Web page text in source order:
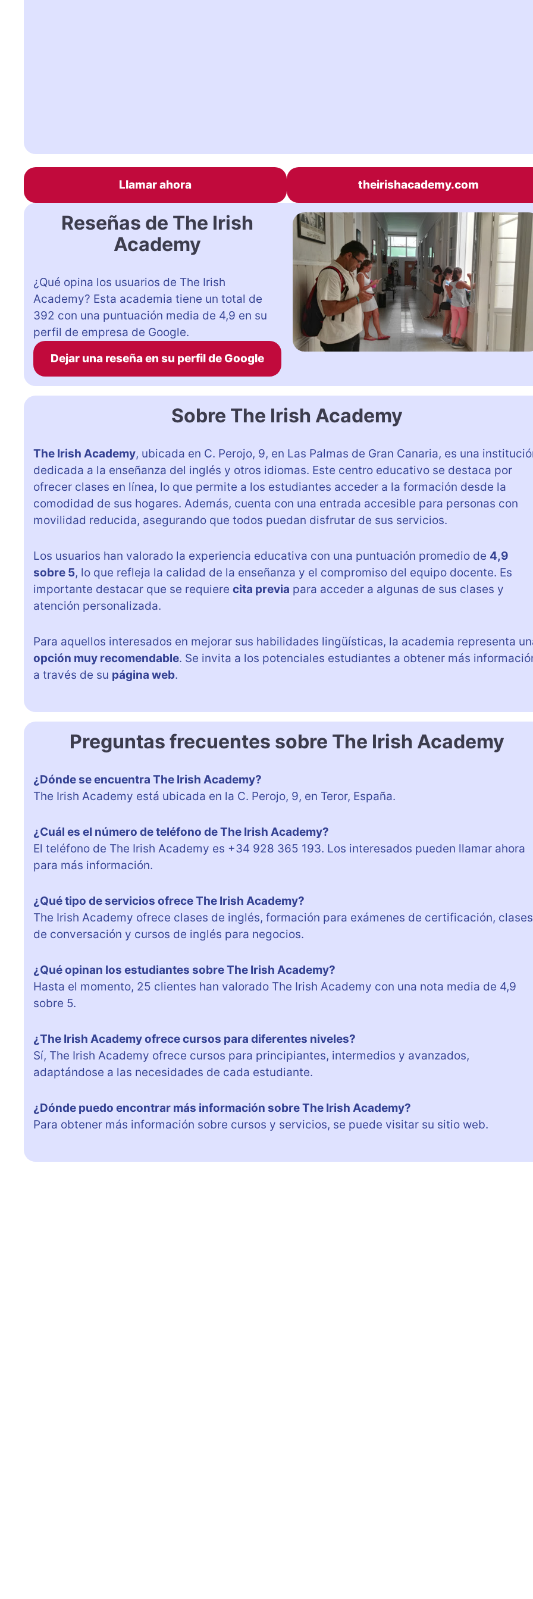
Llamar ahora theirishacademy.com
Reseñas de The Irish
Academy
¿Qué opina los usuarios de The Irish
Academy? Esta academia tiene un total de
392 con una puntuación media de 4,9 en su
perfil de empresa de Google.
Dejar una reseña en su perfil de Google
Sobre The Irish Academy
The Irish Academy, ubicada en C. Perojo, 9, en Las Palmas de Gran Canaria, es una
dedicada a la enseñanza del inglés y otros idiomas. Este centro educativo se destaca por
ofrecer clases en línea, lo que permite a los estudiantes acceder a la formación desde la
comodidad de sus hogares. Además, cuenta con una entrada accesible para personas con
movilidad reducida, asegurando que todos puedan disfrutar de sus servicios.
Los usuarios han valorado la experiencia educativa con una puntuación promedio de 4,9
sobre 5, lo que refleja la calidad de la enseñanza y el compromiso del equipo docente. Es
importante destacar que se requiere cita previa para acceder a algunas de sus clases y
atención personalizada.
Para aquellos interesados en mejorar sus habilidades lingüísticas, la academia representa
opción muy recomendable. Se invita a los potenciales estudiantes a obtener más
a través de su página web.
Preguntas frecuentes sobre The Irish Academy
¿Dónde se encuentra The Irish Academy?
The Irish Academy está ubicada en la C. Perojo, 9, en Teror, España.
¿Cuál es el número de teléfono de The Irish Academy?
El teléfono de The Irish Academy es +34 928 365 193. Los interesados pueden llamar ahora
para más información.
¿Qué tipo de servicios ofrece The Irish Academy?
The Irish Academy ofrece clases de inglés, formación para exámenes de certificación, clases
de conversación y cursos de inglés para negocios.
¿Qué opinan los estudiantes sobre The Irish Academy?
Hasta el momento, 25 clientes han valorado The Irish Academy con una nota media de 4,9
sobre 5.
¿The Irish Academy ofrece cursos para diferentes niveles?
Sí, The Irish Academy ofrece cursos para principiantes, intermedios y avanzados,
adaptándose a las necesidades de cada estudiante.
¿Dónde puedo encontrar más información sobre The Irish Academy?
Para obtener más información sobre cursos y servicios, se puede visitar su sitio web.